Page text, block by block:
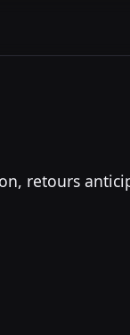
retours